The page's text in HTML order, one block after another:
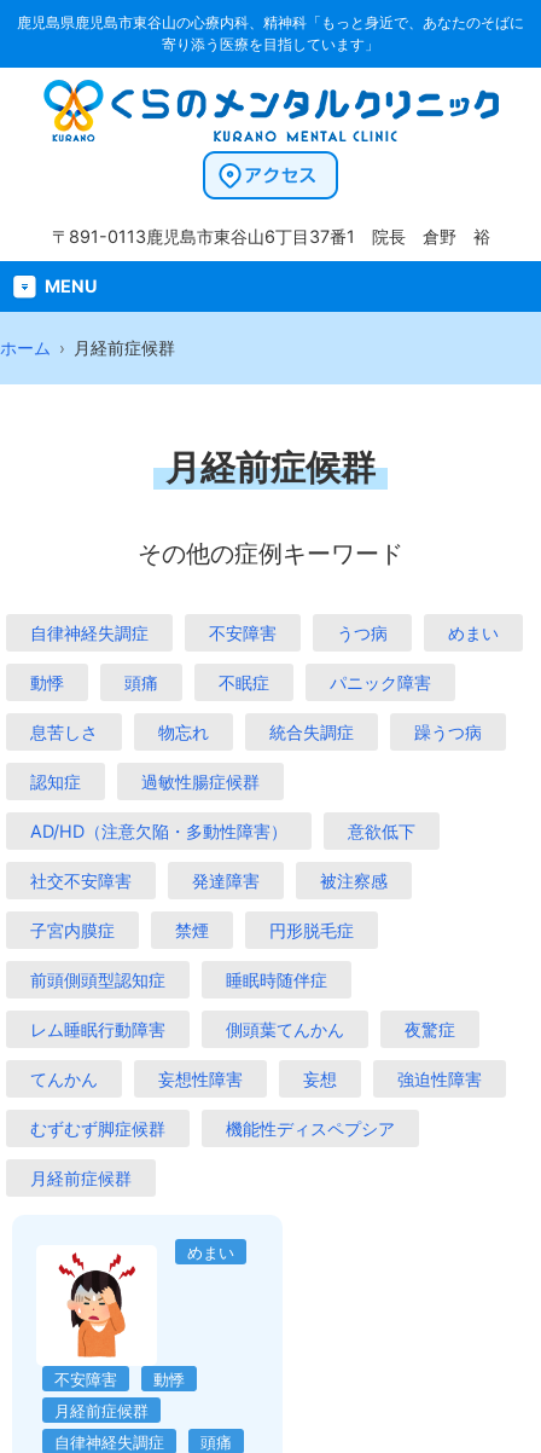
鹿児島県鹿児島市東谷山の心療内科、精神科「もっと身近で、あなたのそばに
寄り添う医療を目指しています」
〒891-0113鹿児島市東谷山6丁目37番1 院長 倉野 裕
MENU
ホーム 月経前症候群
月経前症候群
その他の症例キーワード
自律神経失調症 不安障害 うつ病 めまい
動悸 頭痛 不眠症 パニック障害
息苦しさ 物忘れ 統合失調症 躁うつ病
認知症 過敏性腸症候群
AD/HD（注意欠陥・多動性障害） 意欲低下
社交不安障害 発達障害 被注察感
子宮内膜症 禁煙 円形脱毛症
前頭側頭型認知症 睡眠時随伴症
レム睡眠行動障害 側頭葉てんかん 夜驚症
てんかん 妄想性障害 妄想 強迫性障害
むずむず脚症候群 機能性ディスペプシア
月経前症候群
めまい
不安障害
動悸
月経前症候群
自律神経失調症
頭痛